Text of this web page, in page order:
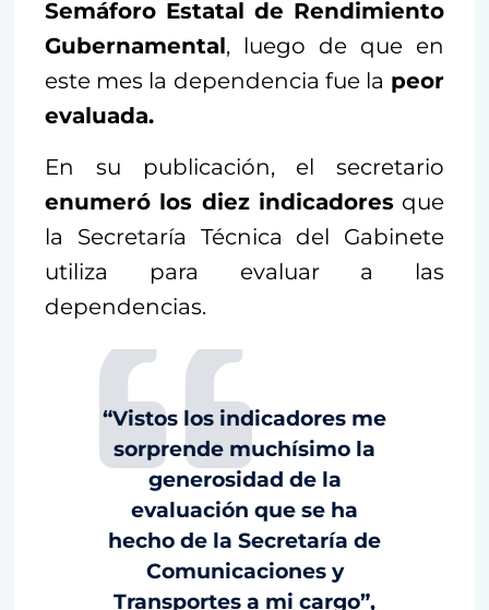
Semáforo Estatal de Rendimiento
Gubernamental, luego de que en
este mes la dependencia fue la peor
evaluada.
En su publicación, el secretario
enumeró los diez indicadores que
la Secretaría Técnica del Gabinete
utiliza para evaluar a las
dependencias.
“Vistos los indicadores me
sorprende muchísimo la
generosidad de la
evaluación que se ha
hecho de la Secretaría de
Comunicaciones y
Transportes a mi cargo”,